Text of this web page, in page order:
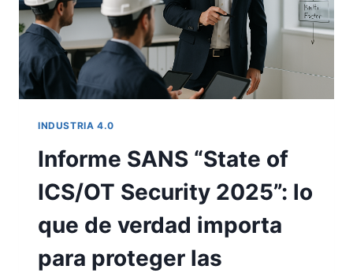
INDUSTRIA 4.0
Informe SANS “State of
ICS/OT Security 2025”: lo
que de verdad importa
para proteger las